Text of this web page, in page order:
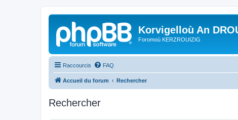
Korvigelloù An
Foromoù KERZROUIZIG
Raccourcis FAQ
Accueil du forum Rechercher
Rechercher